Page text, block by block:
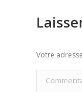
Votre